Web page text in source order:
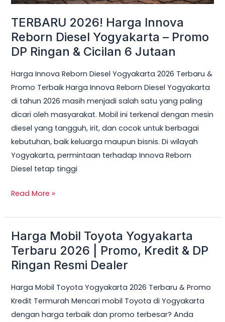
TERBARU 2026! Harga Innova
Reborn Diesel Yogyakarta – Promo
DP Ringan & Cicilan 6 Jutaan
Harga Innova Reborn Diesel Yogyakarta 2026 Terbaru &
Promo Terbaik Harga Innova Reborn Diesel Yogyakarta
di tahun 2026 masih menjadi salah satu yang paling
dicari oleh masyarakat. Mobil ini terkenal dengan mesin
diesel yang tangguh, irit, dan cocok untuk berbagai
kebutuhan, baik keluarga maupun bisnis. Di wilayah
Yogyakarta, permintaan terhadap Innova Reborn
Diesel tetap tinggi
&
Cicilan
6
Read More »
Harga Mobil Toyota Yogyakarta
Terbaru 2026 | Promo, Kredit & DP
Ringan Resmi Dealer
Harga Mobil Toyota Yogyakarta 2026 Terbaru & Promo
Kredit Termurah Mencari mobil Toyota di Yogyakarta
dengan harga terbaik dan promo terbesar? Anda
Harga
Mobil
Toyota
Terbaru
2026
|